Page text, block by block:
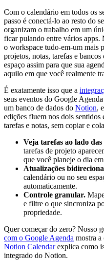
Com o calendário em todos os
passo é conectá-lo ao resto do
organizam o trabalho em um
ficar pulando entre vários apps.
o workspace tudo-em-um mais
projetos, notas, tarefas e
espaço assim para que sua
aquilo em que você realmente
É exatamente isso que a
seus eventos do Google
um banco de dados do Notion,
edições fluem nos dois sentidos
tarefas e notas, sem copiar e
Veja tarefas ao lado das
tarefas de projeto
que você planeje o dia
Atualizações
calendário ou no seu
automaticamente.
Controle granular.
e filtre o que sincroniza
propriedade.
Quer começar do zero? Nosso
com o Google Agenda mostra
Notion Calendarexplica como
integrado do Notion.